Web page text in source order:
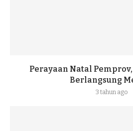
Perayaan Natal Pemprov,
Berlangsung
3 tahun ago